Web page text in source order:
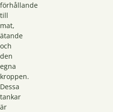
förhållande
till
mat,
ätande
och
den
egna
kroppen.
Dessa
tankar
är